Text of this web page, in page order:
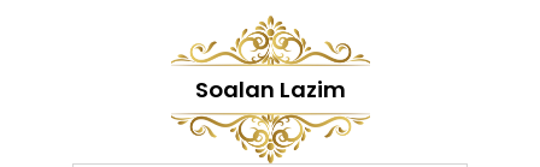
Soalan Lazim